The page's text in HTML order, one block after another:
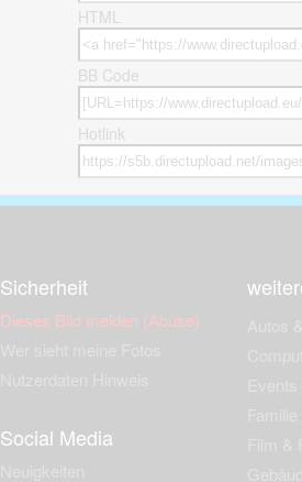
HTML
BB Code
Hotlink
Sicherheit
Dieses Bild melden (Abuse)
Social Media